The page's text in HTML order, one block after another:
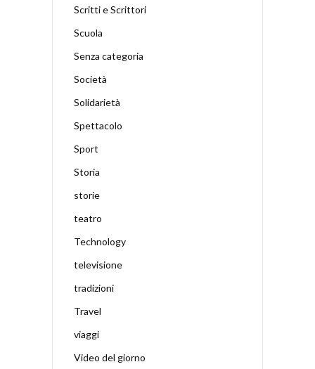
Scritti e Scrittori
Scuola
Senza categoria
Società
Solidarietà
Spettacolo
Sport
Storia
storie
teatro
Technology
televisione
tradizioni
Travel
viaggi
Video del giorno